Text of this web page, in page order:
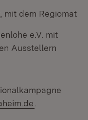
mit dem Regiomat
e.V. mit
Ausstellern